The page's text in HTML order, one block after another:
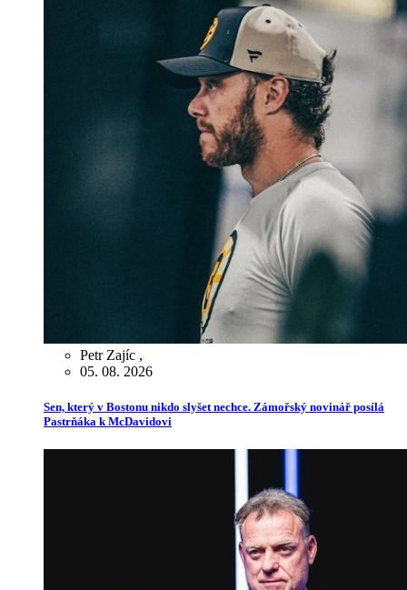
Petr Zajíc ,
05. 08. 2026
Sen, který v Bostonu nikdo slyšet nechce. Zámořský novinář posílá
Pastrňáka k McDavidovi